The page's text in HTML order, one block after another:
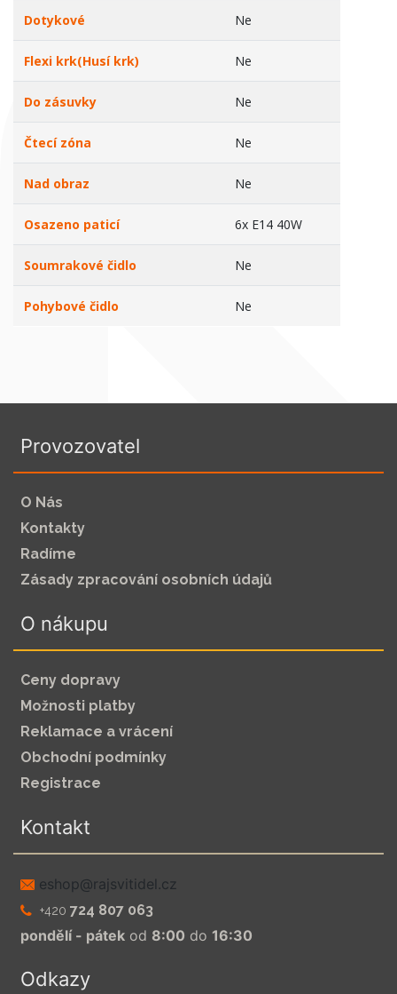
Dotykové Ne
Flexi krk(Husí krk) Ne
Do zásuvky Ne
Čtecí zóna Ne
Nad obraz Ne
Osazeno paticí 6x E14 40W
Soumrakové čidlo Ne
Pohybové čidlo Ne
Provozovatel
O Nás
Kontakty
Radíme
Zásady zpracování osobních údajů
O nákupu
Ceny dopravy
Možnosti platby
Reklamace a vrácení
Obchodní podmínky
Registrace
Kontakt
zc.leditivsjar@pohse
+420 724 807 063
pondělí - pátek od 8:00 do 16:30
Odkazy